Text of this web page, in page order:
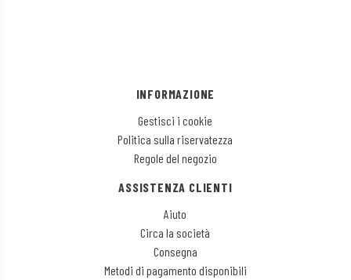
INFORMAZIONE
Gestisci i cookie
Politica sulla riservatezza
Regole del negozio
ASSISTENZA CLIENTI
Aiuto
Circa la società
Consegna
Metodi di pagamento disponibili